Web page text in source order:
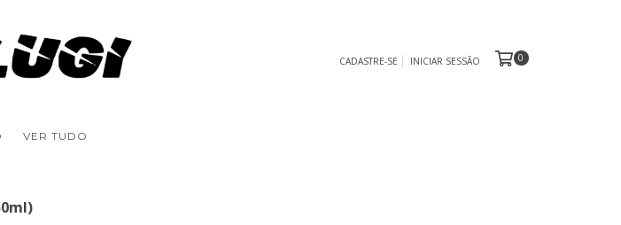
CADASTRE-SE INICIAR SESSÃO 0
VER TUDO